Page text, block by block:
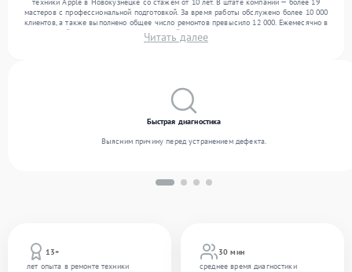
мастеров с профессиональной подготовкой. За время работы обслужено более 10 000
клиентов, а также выполнено общее число ремонтов превысило 12 000. Ежемесячно в
сервисный центр поступает от 300 устройств, включая , , . Мы устраняем поломки
любой сложности и обеспечиваем надежный результат благодаря квалификации
Читать далее
13+
лет опыта в ремонте техники
30 мин
среднее время диагностики
Быстрая диагностика
Выясним причину перед устранением дефекта.